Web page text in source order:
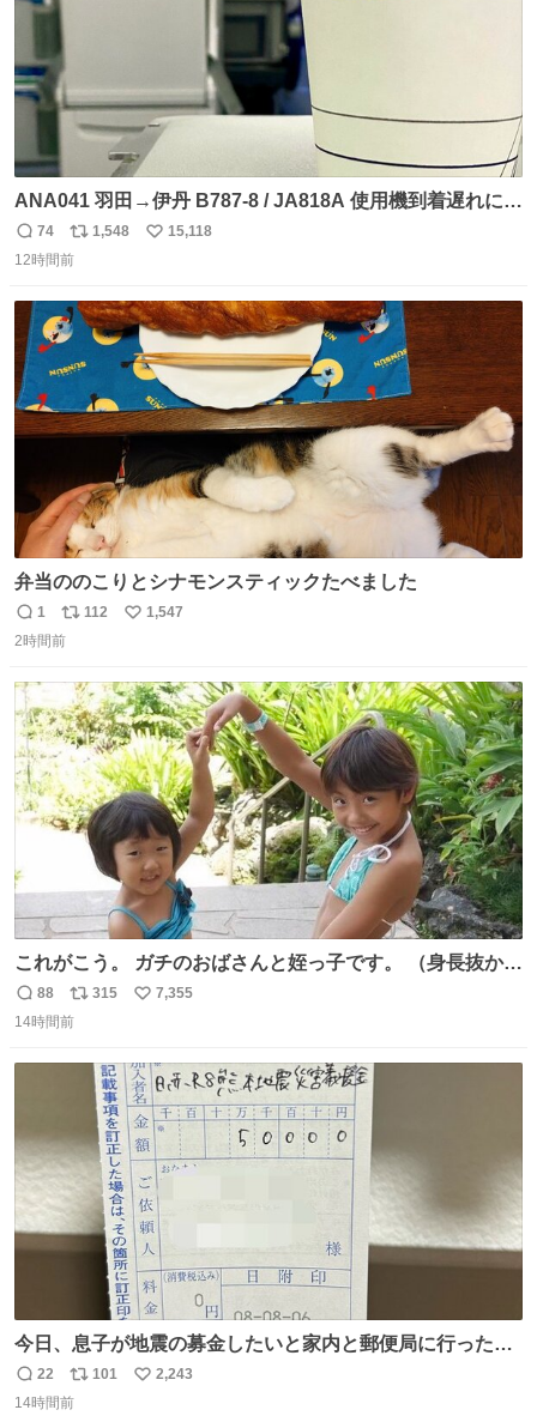
ANA041 羽田→伊丹 B787-8 / JA818A 使用機到着遅れにつ
き 「安全に支障ない範囲で1分1秒でも遅延回復に努めてお
ります」と機長の気合い十分！ が、フライトは順調に進み
じられております」 でコンソメスープ吹き出しそうになり
ましたw
返
信
74
リ
ポ
ト
数
1,548
い
数
15,118
12時間前
弁当ののこりとシナモンスティックたべました
返
信
1
リ
ポ
ト
数
112
い
数
1,547
2時間前
これがこう。 ガチのおばさんと姪っ子です。 （身長抜かさ
返
信
88
リ
ポ
315
い
数
7,355
14時間前
今日、息子が地震の募金したいと家内と郵便局に行ったみ
たいです。おもちゃとか買う選択肢もあったと思うけど、
自分で貯めてた2万円を役に立てて欲しい、みんなも元気
返
信
22
リ
ポ
101
い
2,243
14時間前